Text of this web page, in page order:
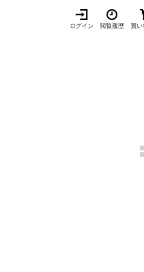
ログイン 閲覧履歴 買